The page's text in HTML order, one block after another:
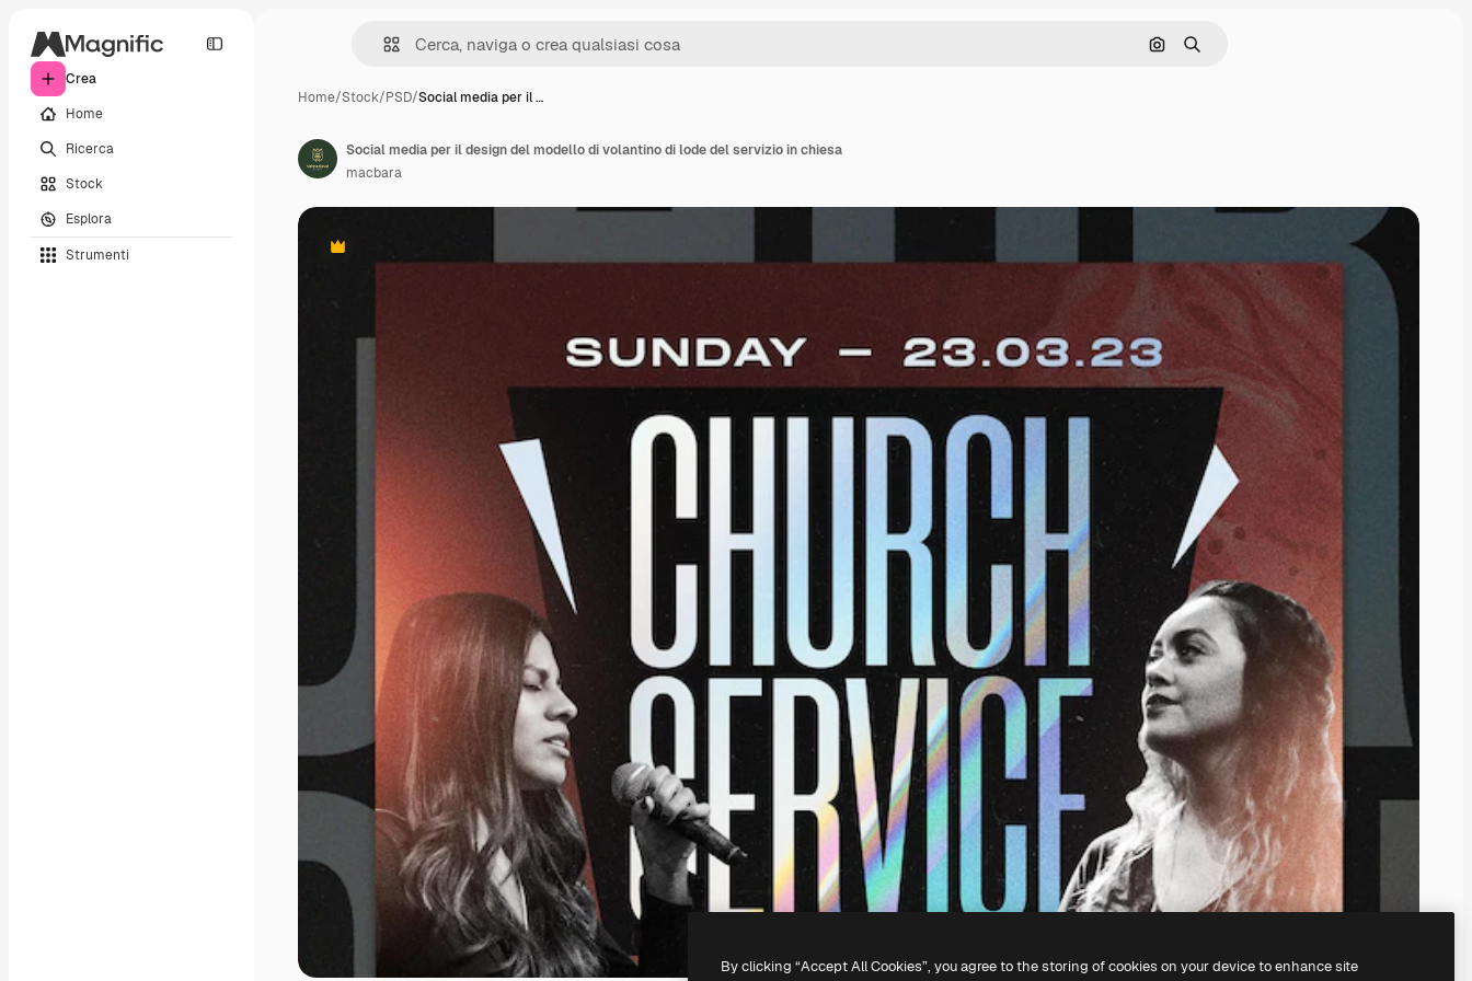
Crea
Home
Ricerca
Stock
Esplora
Strumenti
Cerca per immagine
Ricerca
Home/Stock/PSD/Social media per il …
Premium
Social media per il design del modello di volantino di lode del servizio in chiesa
macbara
By clicking “Accept All Cookies”, you agree to the storing of cookies on your device to enhance site